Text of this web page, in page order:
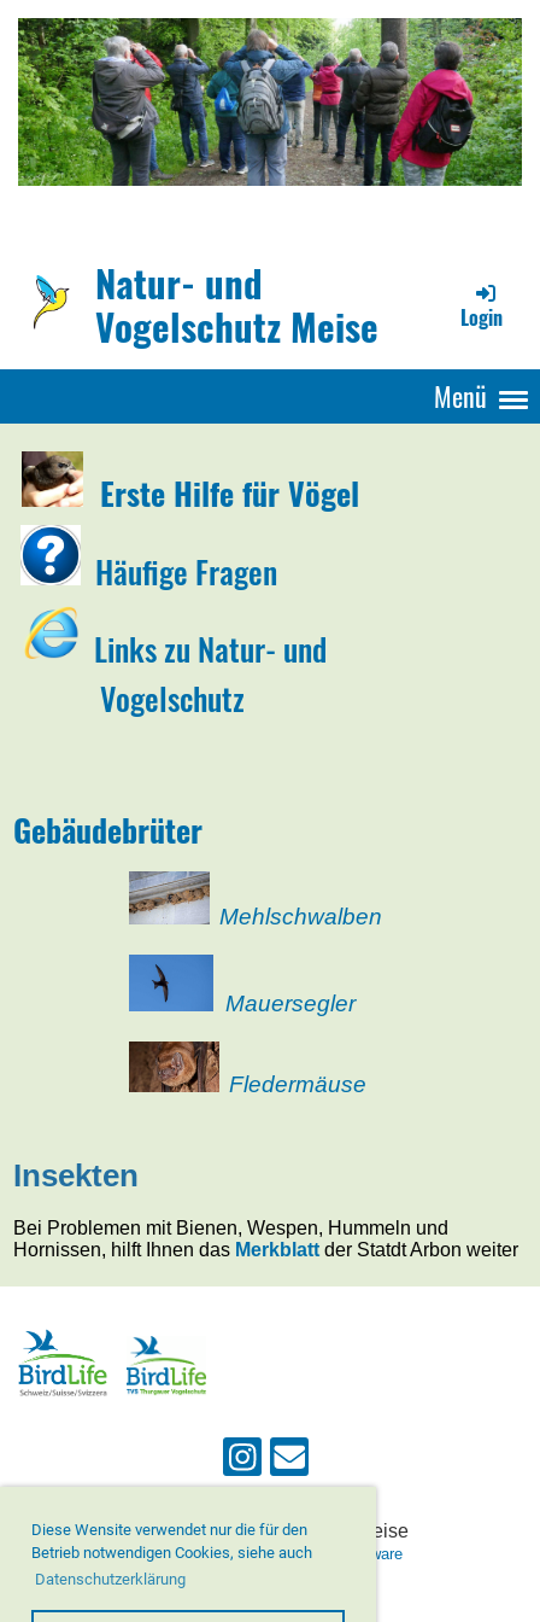
Diese Wensite verwendet nur die für den
Betrieb notwendigen Cookies, siehe auch
Datenschutzerklärung
Natur- und
Vogelschutz Meise Login
Menü
Erste Hilfe für Vögel
Häufige Fragen
Links zu Natur- und
Vogelschutz
Gebäudebrüter
Mehlschwalben
Mauersegler
Fledermäuse
Insekten
Bei Problemen mit Bienen, Wespen, Hummeln und
Hornissen, hilft Ihnen das Merkblatt der Statdt Arbon weiter
© Natur- und Vogelschutz Meise
Erstellt mit ClubDesk Vereinssoftware